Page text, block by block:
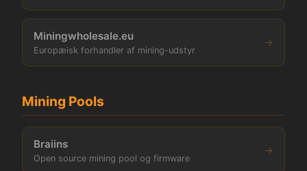
Miningwholesale.eu
Europæisk forhandler af mining-udstyr
→
Mining Pools
Braiins
Open source mining pool og firmware
→